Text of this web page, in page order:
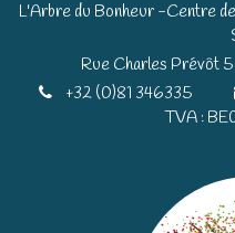
L'Arbre du Bonheur -Centre
Rue Charles Prévôt
+32 (0)81 346335
TVA :